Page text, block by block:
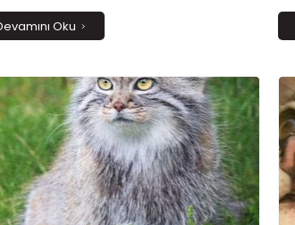
bakacağınızı öğrenin!
Oku